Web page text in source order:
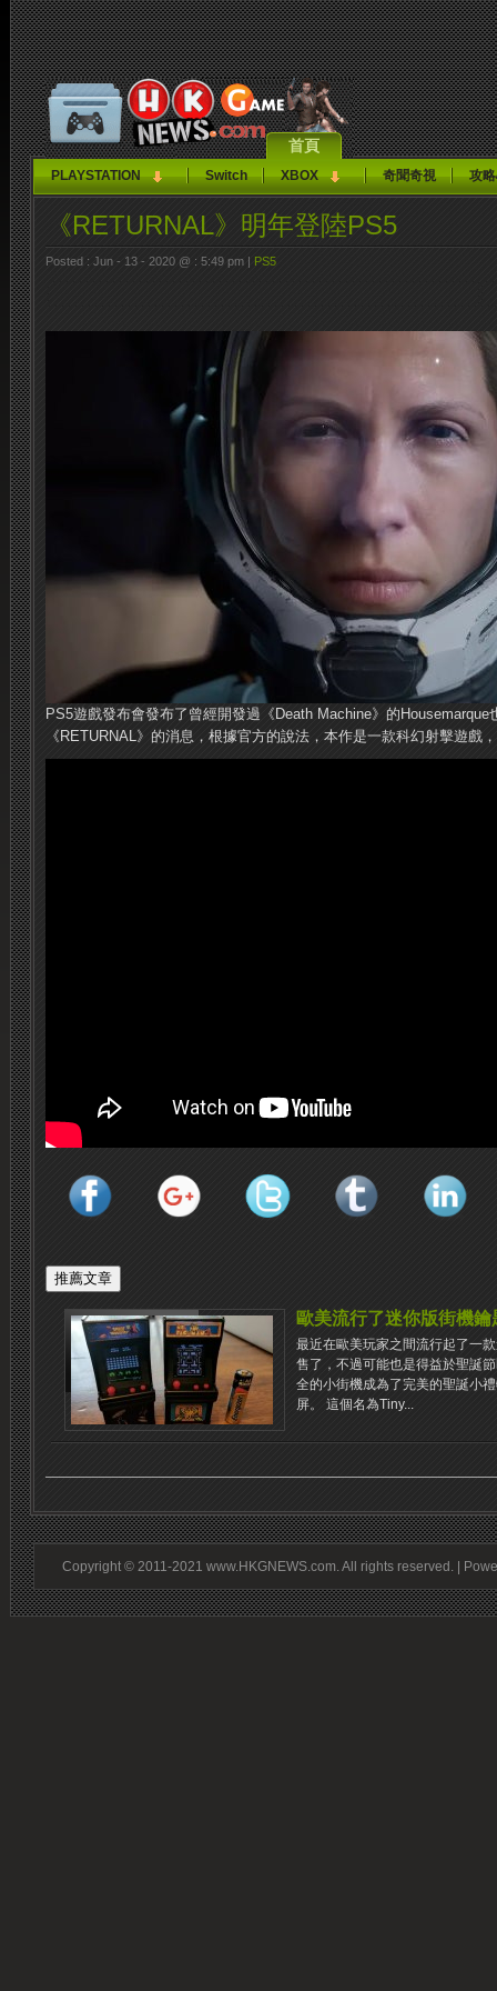
首頁
PLAYSTATION Switch XBOX 奇聞奇視 攻
《RETURNAL》明年登陸PS5
Posted : Jun - 13 - 2020 @ : 5:49 pm | PS5
PS5遊戲發布會發布了曾經開發過《Death Machine》的Housemarque
《RETURNAL》的消息，根據官方的說法，本作是一款科幻射擊遊戲
歐美流行了迷你版街機
最近在歐美玩家之間流行起了一
售了，不過可能也是得益於聖誕
全的小街機成為了完美的聖誕小
屏。 這個名為Tiny...
Copyright © 2011-2021 www.HKGNEWS.com. All rights reserved. |